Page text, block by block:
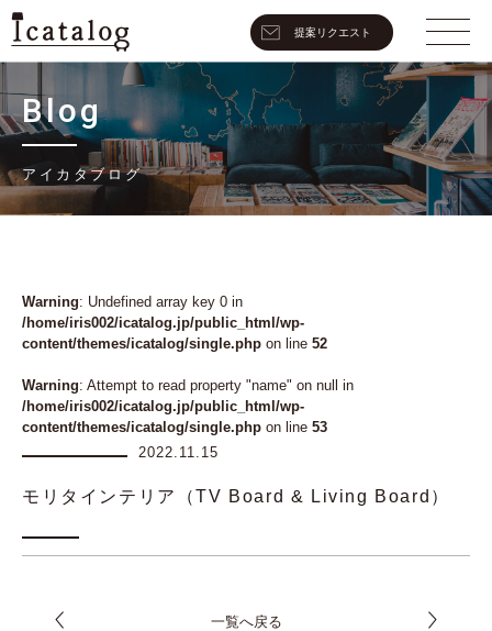
提案リクエスト
Blog
アイカタブログ
Warning: Undefined array key 0 in
/home/iris002/icatalog.jp/public_html/wp-
content/themes/icatalog/single.php on line 52
Warning: Attempt to read property "name" on null in
/home/iris002/icatalog.jp/public_html/wp-
content/themes/icatalog/single.php on line 53
2022.11.15
モリタインテリア（TV Board & Living Board）
一覧へ戻る